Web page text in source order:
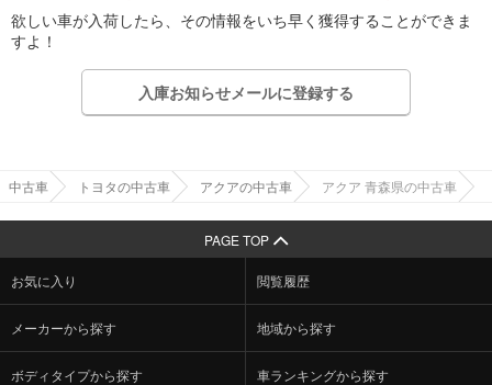
欲しい車が入荷したら、その情報をいち早く獲得することができま
すよ！
入庫お知らせメールに登録する
中古車 トヨタの中古車 アクアの中古車 アクア 青森県の中古車
PAGE TOP
お気に入り 閲覧履歴
メーカーから探す 地域から探す
ボディタイプから探す 車ランキングから探す